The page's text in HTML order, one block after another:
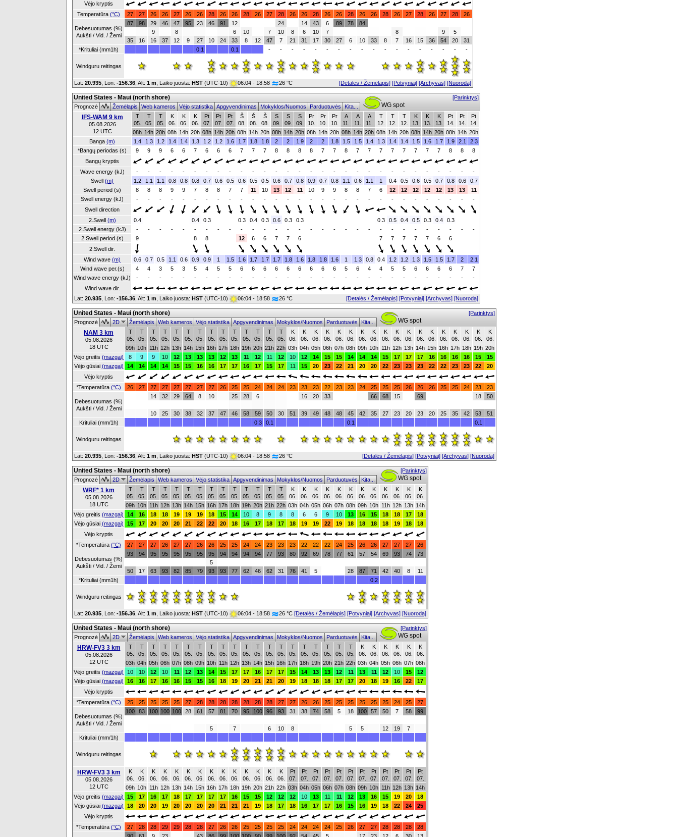
Vėjo kryptis
Temperatūra (°C) 27 27 26 26 27 26 26 28 26 26 28 26 27 28 26 26 28 26 26 28 26 26 28 26 27 28 26 27 28 26
Debesuotumas (%)
Aukšti / Vid. / Žemi
87
35
98
16
29
9
16
46
37
47
8
12
95
9
23
27
46
10
91
24
12
6
33
10
8
12
7
47
24
10
7
8
21
14
6
31
43
10
17
6
7
30
89
27
78
6
84
10 33 8
8
7
16 15 36
9
54
5
20
31
*Krituliai (mm1h)
0.1 0.1 - - - - - - - - - - - - - - - - - -
Windguru reitingas
Lat: 20.935 , Lon: -156.36 Alt: 1 m , Laiko juosta: HST (UTC-10) 06:04 - 18:58 26 °C [Detalės / Žemėlapis] [Potvyniai] [Archyvas] [Nuoroda]
United States - Maui (north shore)
[Parinktys]
Prognozė
ŽemėlapisWeb kamerosVėjo statistikaApgyvendinimasMokyklos/NuomosParduotuvėsKita...
WG spot
IFS-WAM 9 km
05.08.2026
12 UTC
T
05.
T
05.
T
05.
K
06.
K
06.
K
06.
Pt
07.
Pt
07.
Pt
07.
Š
08.
Š
08.
Š
08.
S
09.
S
09.
S
09.
Pr
10.
Pr
10.
Pr
10.
A
11.
A
11.
A
11.
T
12.
T
12.
T
12.
K
13.
K
13.
K
13.
Pt
14.
Pt
14.
Pt
14.
08h 14h 20h 08h 14h 20h 08h 14h 20h 08h 14h 20h 08h 14h 20h 08h 14h 20h 08h 14h 20h 08h 14h 20h 08h 14h 20h 08h 14h 20h
Banga (m) 1.4 1.3 1.2 1.4 1.4 1.3 1.2 1.2 1.6 1.7 1.8 1.8 2 2 1.9 2 2 1.8 1.5 1.5 1.4 1.3 1.4 1.4 1.5 1.6 1.7 1.9 2.1
2.3
*Bangų periodas (s)
9 9 9 6 6 7 6 6 6 7 7 7 8 8 8 8 7 7 8 7 7 7 7 7 7 7 7 8 8
8
Bangų kryptis
Wave energy (kJ)
- - - - - - - - - - - - - - - - - - - - - - - - - - - - -
-
Swell (m) 1.2 1.1 1.1 0.8 0.8 0.8 0.7 0.6 0.5 0.6 0.5 0.5 0.6 0.7 0.8 0.9 0.7 0.8 1.1 0.6 1.1 1 0.4 0.5 0.6 0.5 0.7 0.8 0.6
0.7
Swell period (s)
8 8 8 9 9 7 8 8 7 7 11 10 13 12 11 10 9 9 8 8 7 6 12 12 12 12 12 13 13
11
Swell energy (kJ)
- - - - - - - - - - - - - - - - - - - - - - - - - - - - -
-
Swell direction
2.Swell (m) 0.4 0.4 0.3 0.3 0.4 0.3 0.6 0.3 0.3 0.3 0.5 0.4 0.5 0.3 0.4
0.3
2.Swell energy (kJ)
- - - - - - - - - - - - - - - - - - - - - - - - - - - - -
-
2.Swell period (s)
9 8 8 12 6 6 7 7 6 7 7 7 7 7 6
6
2.Swell dir.
Wind wave (m) 0.6 0.7 0.5 1.1 0.6 0.9 0.9 1 1.5 1.6 1.7 1.7 1.7 1.8 1.6 1.8 1.8 1.6 1 1.3 0.8 0.4 1.2 1.2 1.3 1.5 1.5 1.7 2
2.1
Wind wave per.(s)
4 4 3 5 3 5 4 5 5 6 6 6 6 6 6 6 6 6 5 6 4 4 5 5 6 6 6 6 7
7
Wind wave energy (kJ)
- - - - - - - - - - - - - - - - - - - - - - - - - - - - -
-
Wind wave dir.
Lat: 20.935 , Lon: -156.36 Alt: 1 m , Laiko juosta: HST (UTC-10) 06:04 - 18:58 26 °C [Detalės / Žemėlapis] [Potvyniai] [Archyvas] [Nuoroda]
United States - Maui (north shore)
[Parinktys]
Prognozė
2D ŽemėlapisWeb kamerosVėjo statistikaApgyvendinimasMokyklos/NuomosParduotuvėsKita...
WG spot
NAM 3 km
05.08.2026
18 UTC
T
05.
T
05.
T
05.
T
05.
T
05.
T
05.
T
05.
T
05.
T
05.
T
05.
T
05.
T
05.
T
05.
T
05.
K
06.
K
06.
K
06.
K
06.
K
06.
K
06.
K
06.
K
06.
K
06.
K
06.
K
06.
K
06.
K
06.
K
06.
K
06.
K
06.
K
06.
K
06.
09h 10h 11h 12h 13h 14h 15h 16h 17h 18h 19h 20h 21h 22h 03h 04h 05h 06h 07h 08h 09h 10h 11h 12h 13h 14h 15h 16h 17h 18h 19h 20h
Vėjo greitis (mazgai) 8 9 9 10 12 13 13 13 12 13 11 12 11 12 10 12 14 15 15 14 14 14 15 17 17 17 16 16 16 16 15
15
Vėjo gūsiai (mazgai) 14 14 14 14 15 15 16 16 17 17 16 17 15 17 11 15 20 23 22 21 20 20 22 23 23 23 22 22 23 23 22
20
Vėjo kryptis
*Temperatūra (°C) 26 27 27 27 27 27 27 27 26 25 25 24 24 24 23 23 23 22 23 23 24 25 25 25 26 26 26 25 25 24 23 23
Debesuotumas (%)
Aukšti / Vid. / Žemi
14
10
32
25
29
30
64
38
8
32
10
37 47
25
46
28
58
6
59 50 30 51
16
39
20
49
33
48 48 45 42
66
35
68
27
15
23 20
69
23 20 25 35 42
18
53
50
51
Krituliai (mm/1h)
0.3 0.1 0.1 0.1
Windguru reitingas
Lat: 20.935 , Lon: -156.36 Alt: 1 m , Laiko juosta: HST (UTC-10) 06:04 - 18:58 26 °C [Detalės / Žemėlapis] [Potvyniai] [Archyvas] [Nuoroda]
United States - Maui (north shore)
[Parinktys]
Prognozė
2D ŽemėlapisWeb kamerosVėjo statistikaApgyvendinimasMokyklos/NuomosParduotuvėsKita...
WG spot
WRF* 1 km
05.08.2026
18 UTC
T
05.
T
05.
T
05.
T
05.
T
05.
T
05.
T
05.
T
05.
T
05.
T
05.
T
05.
T
05.
T
05.
T
05.
K
06.
K
06.
K
06.
K
06.
K
06.
K
06.
K
06.
K
06.
K
06.
K
06.
K
06.
K
06.
09h 10h 11h 12h 13h 14h 15h 16h 17h 18h 19h 20h 21h 22h 03h 04h 05h 06h 07h 08h 09h 10h 11h 12h 13h 14h
Vėjo greitis (mazgai) 14 16 18 18 19 19 19 18 15 14 10 8 9 8 8 6 6 9 10 13 16 15 18 18 17
18
Vėjo gūsiai (mazgai) 15 17 20 20 20 21 22 22 20 18 16 17 18 17 18 19 19 22 19 18 18 18 18 19 18
18
Vėjo kryptis
*Temperatūra (°C) 27 27 27 26 27 27 26 26 25 25 24 24 23 23 23 22 22 22 24 25 26 26 27 27 27 26
Debesuotumas (%)
Aukšti / Vid. / Žemi
93
50
94
17
95
63
95
93
95
82
95
85
95
79
95
5
93
94
93
94
77
94
62
94
46
77
62
93
31
80
76
92
41
69
5
78 77 61
28
57
87
54
71
69
42
93
40
74
8
73
11
*Krituliai (mm1h)
0.2
Windguru reitingas
Lat: 20.935 , Lon: -156.36 Alt: 1 m , Laiko juosta: HST (UTC-10) 06:04 - 18:58 26 °C [Detalės / Žemėlapis] [Potvyniai] [Archyvas] [Nuoroda]
United States - Maui (north shore)
[Parinktys]
Prognozė
2D ŽemėlapisWeb kamerosVėjo statistikaApgyvendinimasMokyklos/NuomosParduotuvėsKita...
WG spot
HRW-FV3 3 km
05.08.2026
12 UTC
T
05.
T
05.
T
05.
T
05.
T
05.
T
05.
T
05.
T
05.
T
05.
T
05.
T
05.
T
05.
T
05.
T
05.
T
05.
T
05.
T
05.
T
05.
T
05.
T
05.
K
06.
K
06.
K
06.
K
06.
K
06.
K
06.
03h 04h 05h 06h 07h 08h 09h 10h 11h 12h 13h 14h 15h 16h 17h 18h 19h 20h 21h 22h 03h 04h 05h 06h 07h 08h
Vėjo greitis (mazgai) 10 10 12 10 11 12 13 14 15 17 17 16 17 17 15 14 13 13 12 11 13 11 12 10 15
12
Vėjo gūsiai (mazgai) 16 16 17 16 16 15 15 16 18 19 20 21 21 20 19 18 18 18 17 17 20 18 19 16 22
17
Vėjo kryptis
*Temperatūra (°C) 25 25 25 25 25 27 28 28 28 28 28 28 28 27 27 26 26 25 25 25 25 25 25 24 25 27
Debesuotumas (%)
Aukšti / Vid. / Žemi
100 83 100 100 100 28 61 57
5
81 70
7
95 100 96
6
93
10
31
8
38 74 58 5 18
5
100
5
57 50
12
7
19
58
7
99
Krituliai (mm/1h)
Windguru reitingas
HRW-FV3 3 km
05.08.2026
12 UTC
K
06.
K
06.
K
06.
K
06.
K
06.
K
06.
K
06.
K
06.
K
06.
K
06.
K
06.
K
06.
K
06.
K
06.
Pt
07.
Pt
07.
Pt
07.
Pt
07.
Pt
07.
Pt
07.
Pt
07.
Pt
07.
Pt
07.
Pt
07.
Pt
07.
Pt
07.
09h 10h 11h 12h 13h 14h 15h 16h 17h 18h 19h 20h 21h 22h 03h 04h 05h 06h 07h 08h 09h 10h 11h 12h 13h 14h
Vėjo greitis (mazgai) 15 17 16 17 18 17 17 17 17 16 15 15 12 12 12 10 13 11 11 12 13 16 15 19 20
18
Vėjo gūsiai (mazgai) 18 20 20 19 20 20 20 20 21 21 21 19 18 17 18 16 17 17 16 15 16 19 18 22 24
25
Vėjo kryptis
*Temperatūra (°C) 27 28 28 29 29 28 28 27 26 26 25 25 25 25 24 24 24 24 25 26 27 27 28 28 28
28